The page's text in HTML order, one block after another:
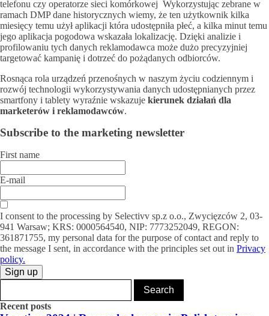
telefonu czy operatorze sieci komórkowej Wykorzystując zebrane w
ramach DMP dane historycznych wiemy, że ten użytkownik kilka
miesięcy temu użył aplikacji która udostępniła płeć, a kilka minut temu
jego aplikacja pogodowa wskazała lokalizację. Dzięki analizie i
profilowaniu tych danych reklamodawca może dużo precyzyjniej
targetować kampanię i dotrzeć do pożądanych odbiorców.
Rosnąca rola urządzeń przenośnych w naszym życiu codziennym i
rozwój technologii wykorzystywania danych udostępnianych przez
smartfony i tablety wyraźnie wskazuje kierunek działań dla
marketerów i reklamodawców.
Subscribe to the marketing newsletter
First name
E-mail
I consent to the processing by Selectivv sp.z o.o., Zwycięzców 2, 03-
941 Warsaw; KRS: 0000564540, NIP: 7773252049, REGON:
361871755, my personal data for the purpose of contact and reply to
the message I sent, in accordance with the principles set out in Privacy
policy.
Sign up
Recent posts